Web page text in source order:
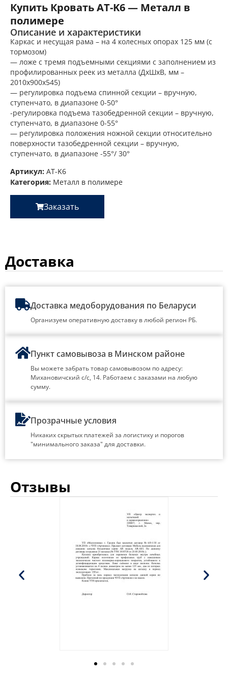
Купить Кровать AT-K6 — Металл в
полимере
Описание и характеристики
Каркас и несущая рама – на 4 колесных опорах 125 мм (с
тормозом)
— ложе с тремя подъемными секциями с заполнением из
профилированных реек из металла (ДхШхВ, мм –
2010х900х545)
— регулировка подъема спинной секции – вручную,
ступенчато, в диапазоне 0-50°
-регулировка подъема тазобедренной секции – вручную,
ступенчато, в диапазоне 0-55°
— регулировка положения ножной секции относительно
поверхности тазобедренной секции – вручную,
ступенчато, в диапазоне -55°/ 30°
Артикул: AT-K6
Категория: Металл в полимере
Заказать
Доставка
Доставка медоборудования по Беларуси
Организуем оперативную доставку в любой регион РБ.
Пункт самовывоза в Минском районе
Вы можете забрать товар самовывозом по адресу:
Михановичский с/с, 14. Работаем с заказами на любую
сумму.
Прозрачные условия
Никаких скрытых платежей за логистику и порогов
"минимального заказа" для доставки.
Отзывы